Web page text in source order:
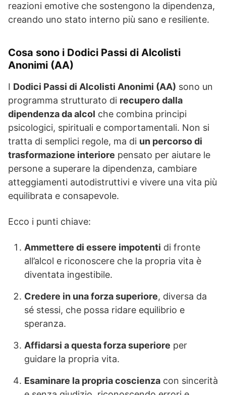
reazioni emotive che sostengono la dipendenza,
creando uno stato interno più sano e resiliente.
Cosa sono i Dodici Passi di Alcolisti
Anonimi (AA)
I Dodici Passi di Alcolisti Anonimi (AA) sono un
programma strutturato di recupero dalla
dipendenza da alcol che combina principi
psicologici, spirituali e comportamentali. Non si
tratta di semplici regole, ma di un percorso di
trasformazione interiore pensato per aiutare le
persone a superare la dipendenza, cambiare
atteggiamenti autodistruttivi e vivere una vita più
equilibrata e consapevole.
Ecco i punti chiave:
Ammettere di essere impotenti di fronte
all’alcol e riconoscere che la propria vita è
diventata ingestibile.
Credere in una forza superiore, diversa da
sé stessi, che possa ridare equilibrio e
speranza.
Affidarsi a questa forza superiore per
guidare la propria vita.
Esaminare la propria coscienza con sincerità